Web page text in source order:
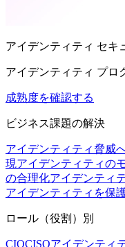
アイデンティティ セキ
アイデンティティ プロ
成熟度を確認する
ビジネス課題の解決
アイデンティティ脅威
現アイデンティティの
の合理化アイデンティ
アイデンティティを保
ロール（役割）別
CIOCISOアイデンティ